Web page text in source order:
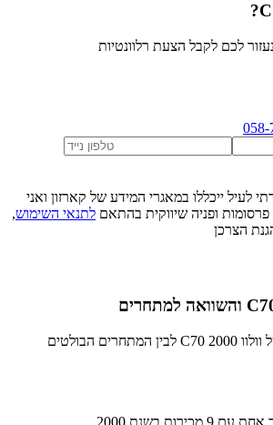
?
לכם לקבל הצעת רלוונטיות
058-
לעיל ייכללו במאגרי המידע של קארזון ואני
ופניה שיווקית בהתאם לתנאי השימוש,
הצרכן
השוואת רמות הגימור של וולוו C70 2000 לבין המתחרים הבולטים